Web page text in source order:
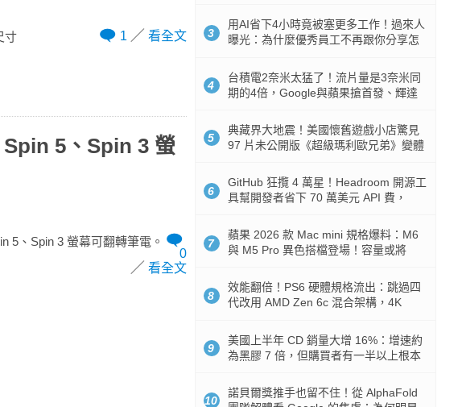
寸 1 看全文
5、Spin 3 螢
5、Spin 3 螢幕可翻轉筆電。
0
看全文
3
用AI省下4小時竟被塞更多工作！過來人
曝光：為什麼優秀員工不再跟你分享怎
4
台積電2奈米太猛了！流片量是3奈米同
期的4倍，Google與蘋果搶首發、輝達
5
典藏界大地震！美國懷舊遊戲小店驚見
97 片未公開版《超級瑪利歐兄弟》變體
6
GitHub 狂攬 4 萬星！Headroom 開源工
具幫開發者省下 70 萬美元 API 費，
7
蘋果 2026 款 Mac mini 規格爆料：M6
與 M5 Pro 異色搭檔登場！容量或將
8
效能翻倍！PS6 硬體規格流出：跳過四
代改用 AMD Zen 6c 混合架構，4K
9
美國上半年 CD 銷量大增 16%：增速約
為黑膠 7 倍，但購買者有一半以上根本
10
諾貝爾獎推手也留不住！從 AlphaFold